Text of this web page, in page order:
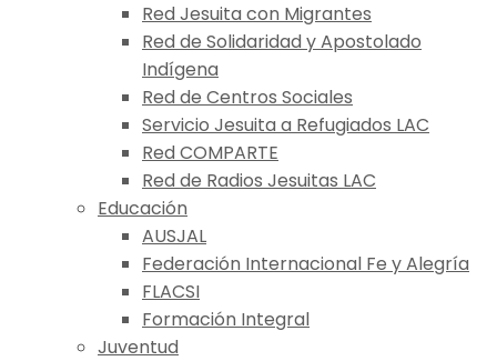
Red Jesuita con Migrantes
Red de Solidaridad y Apostolado
Indígena
Red de Centros Sociales
Servicio Jesuita a Refugiados LAC
Red COMPARTE
Red de Radios Jesuitas LAC
Educación
AUSJAL
Federación Internacional Fe y Alegría
FLACSI
Formación Integral
Juventud